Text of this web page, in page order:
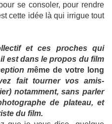
se consoler, pour rendre
cette idée là qui irrigue tout
et ces proches qui
est dans le propos du film
même de votre long
fait tourner vos amis-
notamment, sans parler
de plateau, et
du film.